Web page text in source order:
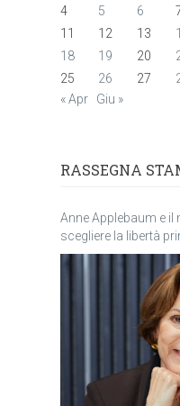
4
5 6
11
12 13
18
19 20
25
26 27
« Apr
Giu »
RASSEGNA
Anne Applebaum e
scegliere la libertà